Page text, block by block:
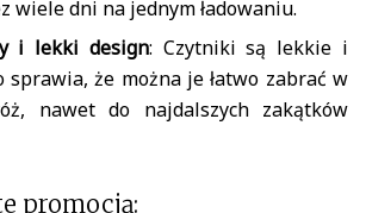
wiele dni na jednym ładowaniu.
i lekki design: Czytniki są lekkie i
sprawia, że można je łatwo zabrać w
nawet do najdalszych zakątków
promocją: